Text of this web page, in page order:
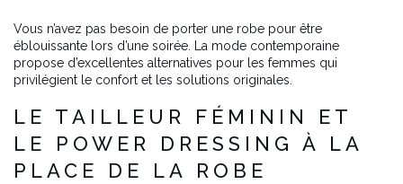
Vous n’avez pas besoin de porter une robe pour être
éblouissante lors d’une soirée. La mode contemporaine
propose d’excellentes alternatives pour les femmes qui
privilégient le confort et les solutions originales.
LE TAILLEUR FÉMININ ET
LE POWER DRESSING À LA
PLACE DE LA ROBE